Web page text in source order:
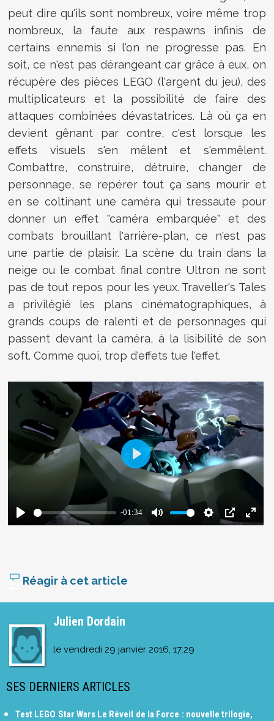
peut dire qu'ils sont nombreux, voire même trop
nombreux, la faute aux respawns infinis de
certains ennemis si l'on ne progresse pas. En
soit, ce n'est pas dérangeant car grâce à eux, on
récupère des pièces LEGO (l'argent du jeu), des
multiplicateurs et la possibilité de faire des
attaques combinées dévastatrices. Là où ça en
devient gênant par contre, c'est lorsque les
effets visuels s'en mêlent et s'emmêlent.
Combattre, construire, détruire, changer de
personnage, se repérer tout ça sans mourir et
en se coltinant une caméra qui tressaute pour
donner un effet "caméra embarquée" et des
combats brouillant l'arrière-plan, ce n'est pas
une partie de plaisir. La scène du train dans la
neige ou le combat final contre Ultron ne sont
pas de tout repos pour les yeux. Traveller's Tales
a privilégié les plans cinématographiques, à
grands coups de ralenti et de personnages qui
passent devant la caméra, à la lisibilité de son
soft. Comme quoi, trop d'effets tue l'effet.
Réagir à cet article
Julien Dordain
le vendredi 29 janvier 2016, 17:29
SES DERNIERS ARTICLES
Test LEGO Star Wars Le Réveil de la Force : nouvelle trilogie,